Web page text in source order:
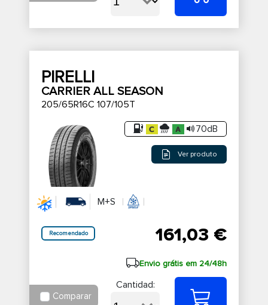
PIRELLI
CARRIER ALL SEASON
205/65R16C 107/105T
70dB
Ver produto
M+S
Recomendado 161,03 €
Envio grátis em 24/48h
Comparar
Cantidad: